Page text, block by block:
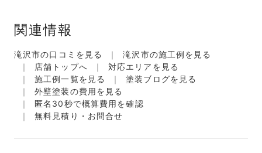
関連情報
滝沢市の口コミを見る
滝沢市の施工例を見る
店舗トップへ
対応エリアを見る
施工例一覧を見る
塗装ブログを見る
外壁塗装の費用を見る
匿名30秒で概算費用を確認
無料見積り・お問合せ